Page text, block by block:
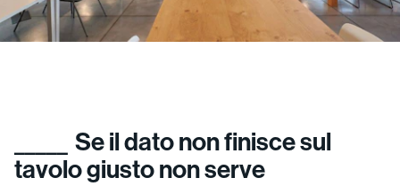
Se il dato non finisce sul
tavolo giusto non serve